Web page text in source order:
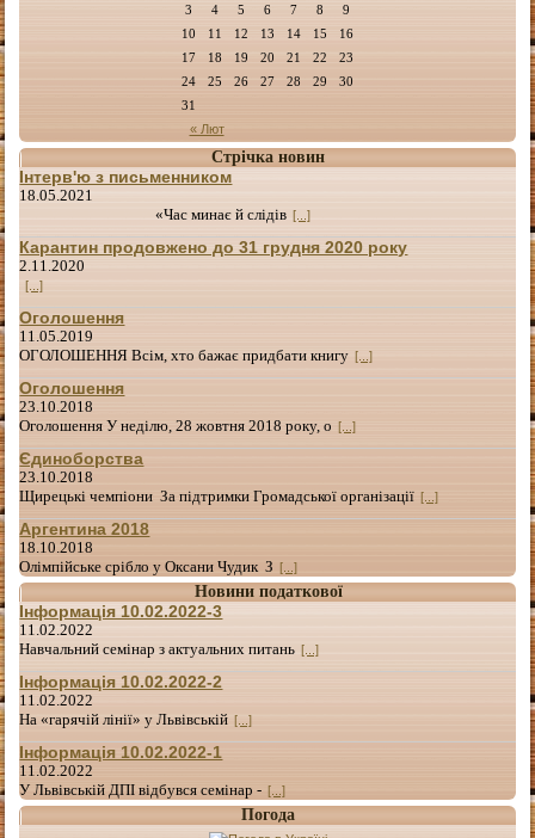
« Лют
3
4 5 6 7 8
9
10
11 12 13 14 15
16
17
18 19 20 21 22
23
24
25 26 27 28 29
30
31
Стрічка новин
Інтерв'ю з письменником
18.05.2021
«Час минає й слідів [...]
Карантин продовжено до 31 грудня 2020 року
2.11.2020
[...]
Оголошення
11.05.2019
ОГОЛОШЕННЯ Всім, хто бажає придбати книгу [...]
Оголошення
23.10.2018
Оголошення У неділю, 28 жовтня 2018 року, о [...]
Єдиноборства
23.10.2018
Щирецькі чемпіони За підтримки Громадської організації [...]
Аргентина 2018
18.10.2018
Олімпійське срібло у Оксани Чудик З [...]
Новини податкової
Інформація 10.02.2022-3
11.02.2022
Навчальний семінар з актуальних питань [...]
Інформація 10.02.2022-2
11.02.2022
На «гарячій лінії» у Львівській [...]
Інформація 10.02.2022-1
11.02.2022
У Львівській ДПІ відбувся семінар - [...]
Погода